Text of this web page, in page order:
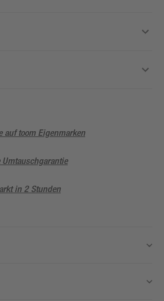
auf toom Eigenmarken
Umtauschgarantie
in 2 Stunden